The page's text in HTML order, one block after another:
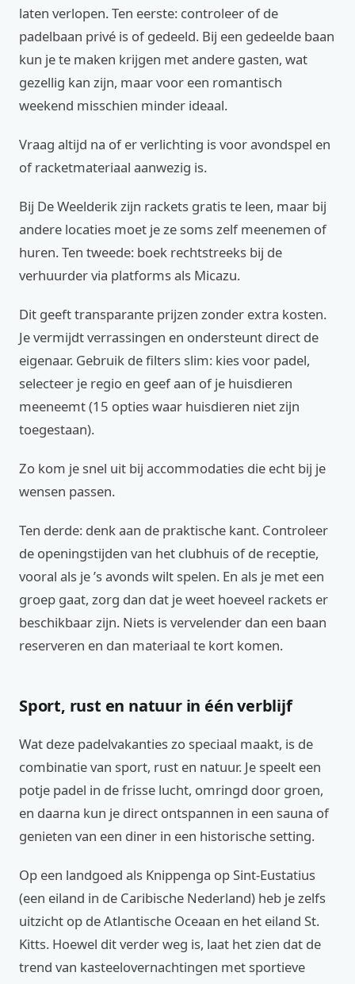
laten verlopen. Ten eerste: controleer of de
padelbaan privé is of gedeeld. Bij een gedeelde baan
kun je te maken krijgen met andere gasten, wat
gezellig kan zijn, maar voor een romantisch
weekend misschien minder ideaal.
Vraag altijd na of er verlichting is voor avondspel en
of racketmateriaal aanwezig is.
Bij De Weelderik zijn rackets gratis te leen, maar bij
andere locaties moet je ze soms zelf meenemen of
huren. Ten tweede: boek rechtstreeks bij de
verhuurder via platforms als Micazu.
Dit geeft transparante prijzen zonder extra kosten.
Je vermijdt verrassingen en ondersteunt direct de
eigenaar. Gebruik de filters slim: kies voor padel,
selecteer je regio en geef aan of je huisdieren
meeneemt (15 opties waar huisdieren niet zijn
toegestaan).
Zo kom je snel uit bij accommodaties die echt bij je
wensen passen.
Ten derde: denk aan de praktische kant. Controleer
de openingstijden van het clubhuis of de receptie,
vooral als je ’s avonds wilt spelen. En als je met een
groep gaat, zorg dan dat je weet hoeveel rackets er
beschikbaar zijn. Niets is vervelender dan een baan
reserveren en dan materiaal te kort komen.
Sport, rust en natuur in één verblijf
Wat deze padelvakanties zo speciaal maakt, is de
combinatie van sport, rust en natuur. Je speelt een
potje padel in de frisse lucht, omringd door groen,
en daarna kun je direct ontspannen in een sauna of
genieten van een diner in een historische setting.
Op een landgoed als Knippenga op Sint-Eustatius
(een eiland in de Caribische Nederland) heb je zelfs
uitzicht op de Atlantische Oceaan en het eiland St.
Kitts. Hoewel dit verder weg is, laat het zien dat de
trend van kasteelovernachtingen met sportieve